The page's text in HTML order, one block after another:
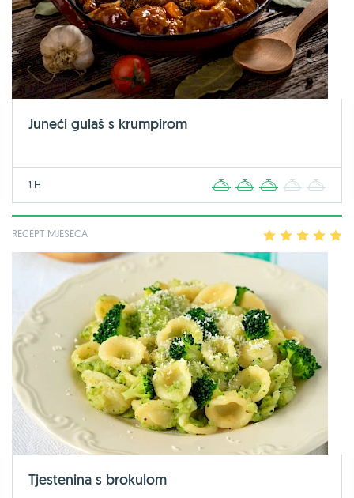
Juneći gulaš s krumpirom
1 H 2 3 4
RECEPT MJESECA 2 3 4
Tjestenina s brokulom